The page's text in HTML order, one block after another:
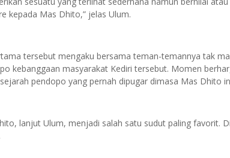
kepada Mas Dhito,” jelas Ulum.
tersebut mengaku bersama teman-temannya tak
kebanggaan masyarakat Kediri tersebut. Momen
pendopo yang pernah dipugar dimasa Mas Dhito
lanjut Ulum, menjadi salah satu sudut paling favorit.